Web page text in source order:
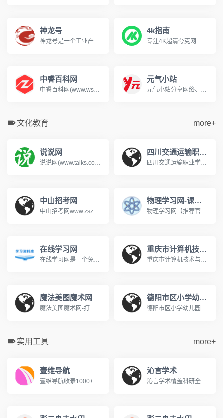
神龙号
神龙号是一个工业产品分类信息网络服务平台。整合工业产品（设备、材料、原料、材料、机械、五金、仪器仪表、配件、方案、服务、二手、出租等）分类产品信息，让用户快速精准检索到需求产品信息。同时设有产品排行榜单、产品品牌、品牌排行、行业专区、产品品类专区等栏目，帮助中小企业、厂商通过网络营销的方式宣传企业产品或服务，获得更多商机。
4k指南
专注4K超清夸克网盘分享
中睿百科网
中睿百科网(www.ws46.com)分享百科小知识，这里汇聚了知识问答、生活常识，帮助用户解决生活中的常见问题。
元气小站
元气小站分享网络、摄影写真图片、萌妹cosplay图片、AI原创漫画作品展示、文章故事等。
文化教育 more+
说说网
说说网(www.taiks.com)提供各种人生感悟的说说美文句子。有说说短句、说说美文、说说故事、说说作文及说说诗歌等,带给您最深的感动。
四川交通运输职业学校
四川交通运输职业学校是经四川省教育厅批准的国家公办普通全日制中等职业学校，始建于1958年，隶属于四川省交通运输厅。学校是国家中等职业教育改革发展示范校、交通运输部规范化学校、中国交通职业教育委员会副理事长单位、交通行业指导委员会汽车专委会副主任单位、成都市汽车职教集团和物流职教集团副理事长单位。www.028cdzsw.cn
中山招考网
中山招考网www.zszk.com咨询电话： 高考：89989283 成考：89989283 中考：89989285 研考：89989285 自考：89989286 社考：89989286 办公时间：周一至周五 上午：8：30-12：00 下午：14：30-17：30
物理学习网-课堂屋
物理学习网【推荐官网】,著名初中高中物理在线教育网,课堂屋运营。【八年级物理】【九年级物理】上册下册【高一物理】必修一必修二在线教育网站。国内最大的中学物理教学网站。http://www.ketangwu.com/
在线学习网
在线学习网是一个免费的在线学习网站，旨在为广大的学习爱好者提供一个学习交流的平台，在这里你可以学习各种知识，包括学习方法、英语学习、脑力提升、记忆力训练、时间管理等等，让我们一起学习分享成长！www.xuexi.la
重庆市计算机技术与软件专业技术资格（水平）考试报名网
重庆市计算机技术与软件专业技术资格（水平）考试报名网www.cqitrk.gov.cn计算机技术与软件专业技术资格（水平）考试（以下简称计算机软件考试）是原中国计算机软件专业技术资格和水平考试（简称软件考试）的完善与发展。这是由国家人力资源和社会保障部、工业和信息化部领导下的国家级考试，其目的是，科学、公正地对全国计算机与软件专业技术人员进行职业资格、专业技术资格认定和专业技术水平测试。
魔法美图魔术网
魔法美图魔术网-打造中国最好的魔术学习平台www.365magic.com欢迎光临魔法美图魔术网,这里有我们精心为您准备的魔术资讯、魔术表演欣赏、魔术教学及各类优质魔术道具。
德阳市区小学幼儿园入学服务平台
德阳市区小学幼儿园入学服务平台http://www.jyedu.ren/nurseryPc/index.html
实用工具 more+
壹维导航
壹维导航收录1000+优质设计工具、开发资源、在线工具，为设计师、开发者、站长提供便捷的网址导航服务。包含设计素材、编程开发、办公软件等分类。
沁言学术
沁言学术覆盖科研全流程服务:智能文献检索、结构化阅读、卡片笔记、格式引用与AI写作构思,助力内容产出效率提升10倍。